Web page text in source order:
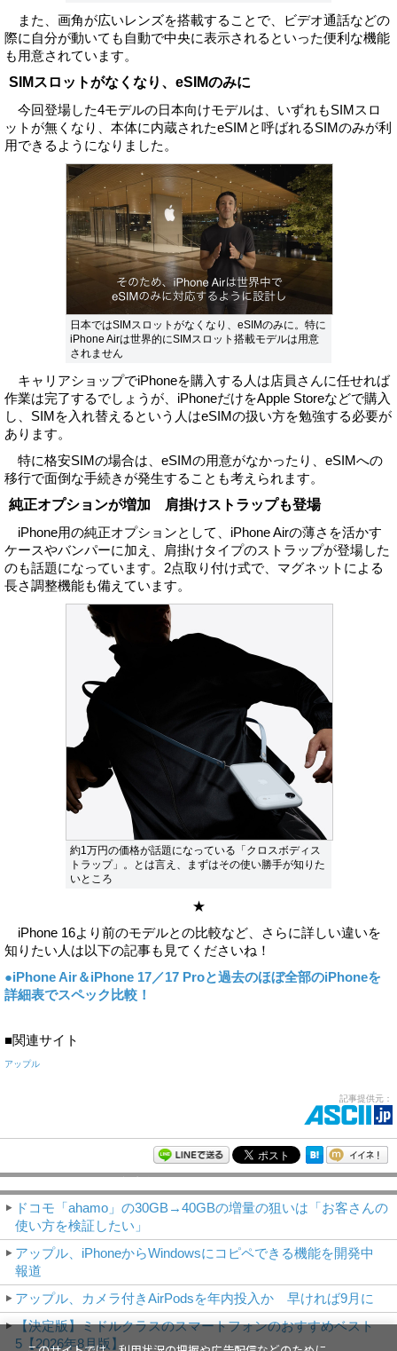
また、画角が広いレンズを搭載することで、ビデオ通話などの
際に自分が動いても自動で中央に表示されるといった便利な機能
も用意されています。
SIMスロットがなくなり、eSIMのみに
今回登場した4モデルの日本向けモデルは、いずれもSIMスロ
ットが無くなり、本体に内蔵されたeSIMと呼ばれるSIMのみが利
用できるようになりました。
日本ではSIMスロットがなくなり、eSIMのみに。特に
iPhone Airは世界的にSIMスロット搭載モデルは用意
されません
キャリアショップでiPhoneを購入する人は店員さんに任せれば
作業は完了するでしょうが、iPhoneだけをApple Storeなどで購入
し、SIMを入れ替えるという人はeSIMの扱い方を勉強する必要が
あります。
特に格安SIMの場合は、eSIMの用意がなかったり、eSIMへの
移行で面倒な手続きが発生することも考えられます。
純正オプションが増加 肩掛けストラップも登場
iPhone用の純正オプションとして、iPhone Airの薄さを活かす
ケースやバンパーに加え、肩掛けタイプのストラップが登場した
のも話題になっています。2点取り付け式で、マグネットによる
長さ調整機能も備えています。
約1万円の価格が話題になっている「クロスボディス
トラップ」。とは言え、まずはその使い勝手が知りた
いところ
★
iPhone 16より前のモデルとの比較など、さらに詳しい違いを
知りたい人は以下の記事も見てくださいね！
●iPhone Air＆iPhone 17／17 Proと過去のほぼ全部のiPhoneを
詳細表でスペック比較！
■関連サイト
アップル
記事提供元：
ドコモ「ahamo」の30GB→40GBの増量の狙いは「お客さんの
使い方を検証したい」
アップル、iPhoneからWindowsにコピペできる機能を開発中
報道
アップル、カメラ付きAirPodsを年内投入か 早ければ9月に
【決定版】ミドルクラスのスマートフォンのおすすめベスト
5【2026年8月版】